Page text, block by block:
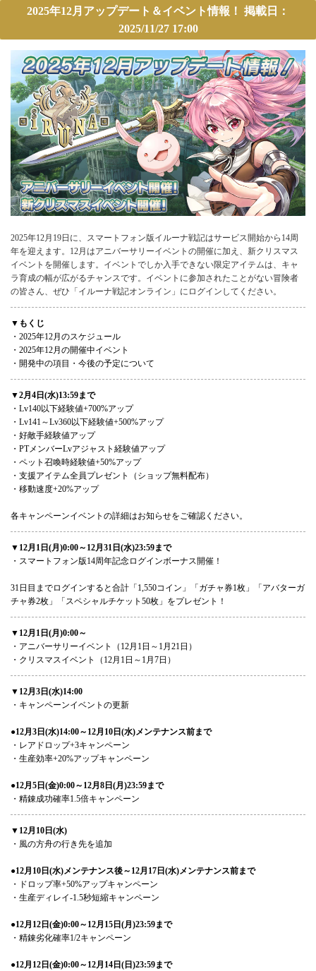
2025年12月アップデート＆イベント情報！ 掲載日：
2025/11/27 17:00
2025年12月19日に、スマートフォン版イルーナ戦記はサービス開始から14周
年を迎えます。12月はアニバーサリーイベントの開催に加え、新クリスマス
イベントを開催します。イベントでしか入手できない限定アイテムは、キャ
ラ育成の幅が広がるチャンスです。イベントに参加されたことがない冒険者
の皆さん、ぜひ「イルーナ戦記オンライン」にログインしてください。
▼もくじ
・2025年12月のスケジュール
・2025年12月の開催中イベント
・開発中の項目・今後の予定について
▼2月4日(水)13:59まで
・Lv140以下経験値+700%アップ
・Lv141～Lv360以下経験値+500%アップ
・好敵手経験値アップ
・PTメンバーLvアジャスト経験値アップ
・ペット召喚時経験値+50%アップ
・支援アイテム全員プレゼント（ショップ無料配布）
・移動速度+20%アップ
各キャンペーンイベントの詳細はお知らせをご確認ください。
▼12月1日(月)0:00～12月31日(水)23:59まで
・スマートフォン版14周年記念ログインボーナス開催！
31日目までログインすると合計「1,550コイン」「ガチャ券1枚」「アバターガ
チャ券2枚」「スペシャルチケット50枚」をプレゼント！
▼12月1日(月)0:00～
・アニバーサリーイベント（12月1日～1月21日）
・クリスマスイベント（12月1日～1月7日）
▼12月3日(水)14:00
・キャンペーンイベントの更新
●12月3日(水)14:00～12月10日(水)メンテナンス前まで
・レアドロップ+3キャンペーン
・生産効率+20%アップキャンペーン
●12月5日(金)0:00～12月8日(月)23:59まで
・精錬成功確率1.5倍キャンペーン
▼12月10日(水)
・風の方舟の行き先を追加
●12月10日(水)メンテナンス後～12月17日(水)メンテナンス前まで
・ドロップ率+50%アップキャンペーン
・生産ディレイ-1.5秒短縮キャンペーン
●12月12日(金)0:00～12月15日(月)23:59まで
・精錬劣化確率1/2キャンペーン
●12月12日(金)0:00～12月14日(日)23:59まで